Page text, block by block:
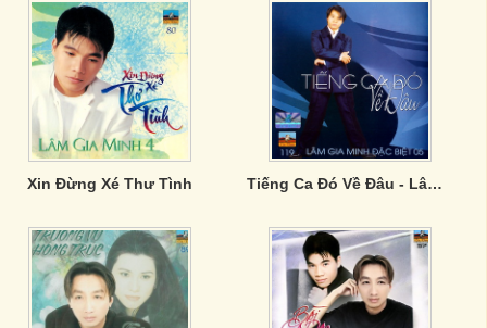
Xin Đừng Xé Thư Tình Tiếng Ca Đó Về Đâu - Lâm Gia Minh